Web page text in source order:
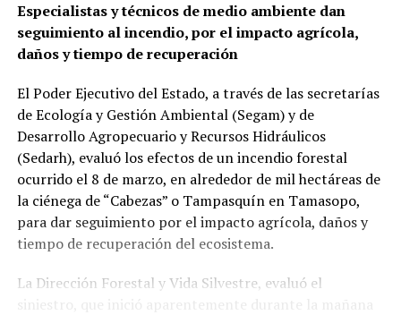
Especialistas y técnicos de medio ambiente dan
seguimiento al incendio, por el impacto agrícola,
daños y tiempo de recuperación
El Poder Ejecutivo del Estado, a través de las secretarías
de Ecología y Gestión Ambiental (Segam) y de
Desarrollo Agropecuario y Recursos Hidráulicos
(Sedarh), evaluó los efectos de un incendio forestal
ocurrido el 8 de marzo, en alrededor de mil hectáreas de
la ciénega de “Cabezas” o Tampasquín en Tamasopo,
para dar seguimiento por el impacto agrícola, daños y
tiempo de recuperación del ecosistema.
La Dirección Forestal y Vida Silvestre, evaluó el